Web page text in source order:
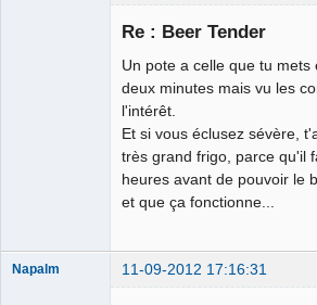
Re : Beer Tender
Un pote a celle que tu
deux minutes mais vu les
l'intérêt.
Et si vous éclusez sévère,
très grand frigo, parce qu'il
heures avant de pouvoir le
et que ça fonctionne...
Napalm 11-09-2012 17:16:31